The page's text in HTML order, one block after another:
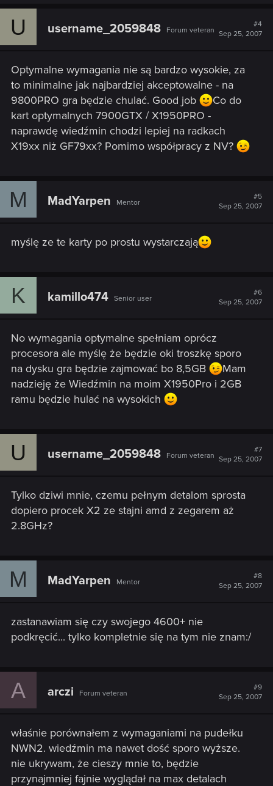
U username_2059848 Forum veteran
#4
Sep 25, 2007
Optymalne wymagania nie są bardzo wysokie, za
to minimalne jak najbardziej akceptowalne - na
9800PRO gra będzie chulać. Good job
Co do
kart optymalnych 7900GTX / X1950PRO -
naprawdę wiedźmin chodzi lepiej na radkach
X19xx niż GF79xx? Pomimo współpracy z NV?
M MadYarpen Mentor
#5
Sep 25, 2007
myślę ze te karty po prostu wystarczają
K kamillo474 Senior user
#6
Sep 25, 2007
No wymagania optymalne spełniam oprócz
procesora ale myślę że będzie oki troszkę sporo
na dysku gra będzie zajmować bo 8,5GB
Mam
nadzieję że Wiedźmin na moim X1950Pro i 2GB
ramu będzie hulać na wysokich
U username_2059848 Forum veteran
#7
Sep 25, 2007
Tylko dziwi mnie, czemu pełnym detalom sprosta
dopiero procek X2 ze stajni amd z zegarem aż
2.8GHz?
M MadYarpen Mentor
#8
Sep 25, 2007
zastanawiam się czy swojego 4600+ nie
podkręcić... tylko kompletnie się na tym nie znam:/
A arczi Forum veteran
#9
Sep 25, 2007
właśnie porównałem z wymaganiami na pudełku
NWN2. wiedźmin ma nawet dość sporo wyższe.
nie ukrywam, że cieszy mnie to, będzie
przynajmniej fajnie wyglądał na max detalach